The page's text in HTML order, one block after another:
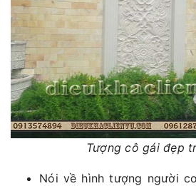
Tượng cô gái đẹp
Nói về hình tượng người